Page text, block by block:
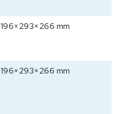
196×293×266 mm
196×293×266 mm